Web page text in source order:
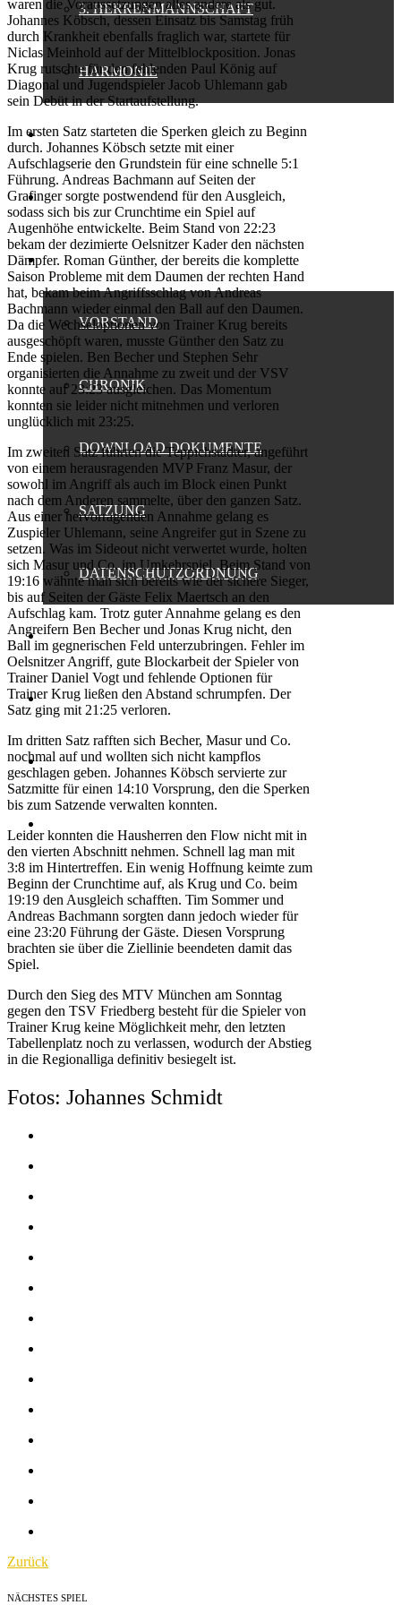
3. HERRENMANNSCHAFT
HARMONIE
BEACH
JUGENDARBEIT
VEREIN
VORSTAND
CHRONIK
DOWNLOAD DOKUMENTE
SATZUNG
DATENSCHUTZORDNUNG
FANSHOP
SPONSOREN
PRESSE
waren die Voraussetzungen alles andere als gut.
Johannes Köbsch, dessen Einsatz bis Samstag früh
durch Krankheit ebenfalls fraglich war, startete für
Niclas Meinhold auf der Mittelblockposition. Jonas
Krug rutschte für den fehlenden Paul König auf
Diagonal und Jugendspieler Jacob Uhlemann gab
sein Debüt in der Startaufstellung.
Im ersten Satz starteten die Sperken gleich zu Beginn
durch. Johannes Köbsch setzte mit einer
Aufschlagserie den Grundstein für eine schnelle 5:1
Führung. Andreas Bachmann auf Seiten der
Grafinger sorgte postwendend für den Ausgleich,
sodass sich bis zur Crunchtime ein Spiel auf
Augenhöhe entwickelte. Beim Stand von 22:23
bekam der dezimierte Oelsnitzer Kader den nächsten
Dämpfer. Roman Günther, der bereits die komplette
Saison Probleme mit dem Daumen der rechten Hand
hat, bekam beim Angriffsschlag von Andreas
Bachmann wieder einmal den Ball auf den Daumen.
Da die Wechseloptionen von Trainer Krug bereits
ausgeschöpft waren, musste Günther den Satz zu
Ende spielen. Ben Becher und Stephen Sehr
organisierten die Annahme zu zweit und der VSV
konnte auf 23:23 ausgleichen. Das Momentum
konnten sie leider nicht mitnehmen und verloren
unglücklich mit 23:25.
Im zweiten Satz führten die Teppichstädter, angeführt
von einem herausragenden MVP Franz Masur, der
sowohl im Angriff als auch im Block einen Punkt
nach dem Anderen sammelte, über den ganzen Satz.
Aus einer hervorragenden Annahme gelang es
Zuspieler Uhlemann, seine Angreifer gut in Szene zu
setzen. Was im Sideout nicht verwertet wurde, holten
sich Masur und Co. im Umkehrspiel. Beim Stand von
19:16 wähnte man sich bereits wie der sichere Sieger,
bis auf Seiten der Gäste Felix Maertsch an den
Aufschlag kam. Trotz guter Annahme gelang es den
Angreifern Ben Becher und Jonas Krug nicht, den
Ball im gegnerischen Feld unterzubringen. Fehler im
Oelsnitzer Angriff, gute Blockarbeit der Spieler von
Trainer Daniel Vogt und fehlende Optionen für
Trainer Krug ließen den Abstand schrumpfen. Der
Satz ging mit 21:25 verloren.
Im dritten Satz rafften sich Becher, Masur und Co.
nochmal auf und wollten sich nicht kampflos
geschlagen geben. Johannes Köbsch servierte zur
Satzmitte für einen 14:10 Vorsprung, den die Sperken
bis zum Satzende verwalten konnten.
Leider konnten die Hausherren den Flow nicht mit in
den vierten Abschnitt nehmen. Schnell lag man mit
3:8 im Hintertreffen. Ein wenig Hoffnung keimte zum
Beginn der Crunchtime auf, als Krug und Co. beim
19:19 den Ausgleich schafften. Tim Sommer und
Andreas Bachmann sorgten dann jedoch wieder für
eine 23:20 Führung der Gäste. Diesen Vorsprung
brachten sie über die Ziellinie beendeten damit das
Spiel.
Durch den Sieg des MTV München am Sonntag
gegen den TSV Friedberg besteht für die Spieler von
Trainer Krug keine Möglichkeit mehr, den letzten
Tabellenplatz noch zu verlassen, wodurch der Abstieg
in die Regionalliga definitiv besiegelt ist.
Fotos: Johannes Schmidt
Zurück
NÄCHSTES SPIEL